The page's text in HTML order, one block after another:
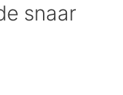
snaar